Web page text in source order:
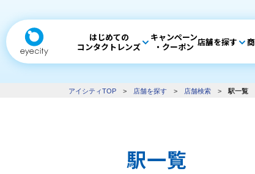
はじめての
コンタクトレンズ
キャンペーン
・クーポン 店舗を探す
アイシティTOP > 店舗を探す > 店舗検索 > 駅一覧
駅一覧